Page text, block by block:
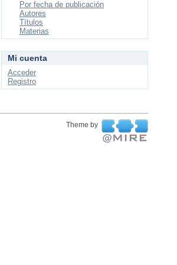
Por fecha de publicación
Autores
Títulos
Materias
Mi cuenta
Acceder
Registro
Theme by